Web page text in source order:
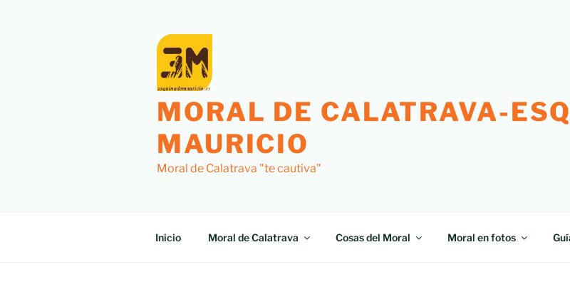
MORAL DE CALATRAVA-
MAURICIO
Moral de Calatrava "te cautiva"
Inicio Moral de Calatrava Cosas del Moral Moral en fotos